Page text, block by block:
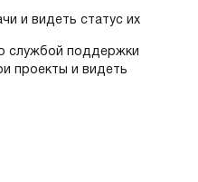
и видеть статус их
службой поддержки
проекты и видеть